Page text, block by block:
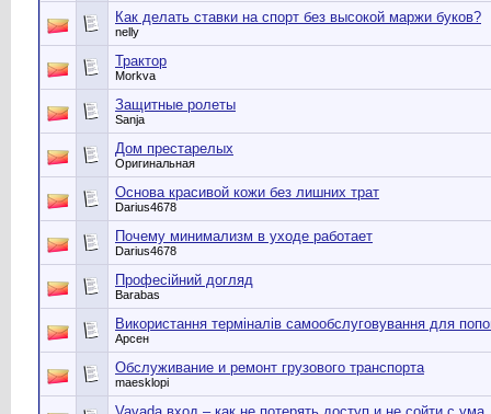
Как делать ставки на спорт без высокой маржи буков?
nelly
Трактор
Morkva
Защитные ролеты
Sanja
Дом престарелых
Оригинальная
Основа красивой кожи без лишних трат
Darius4678
Почему минимализм в уходе работает
Darius4678
Професійний догляд
Barabas
Використання терміналів самообслуговування для
Арсен
Обслуживание и ремонт грузового транспорта
maesklopi